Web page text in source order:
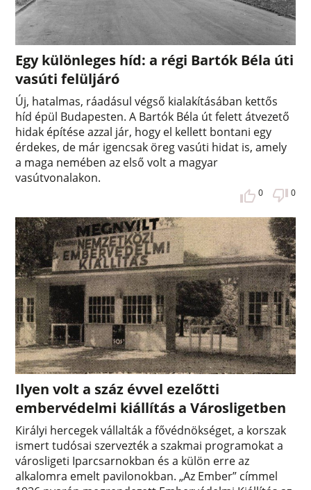
Egy különleges híd: a régi Bartók Béla úti
vasúti felüljáró
Új, hatalmas, ráadásul végső kialakításában kettős
híd épül Budapesten. A Bartók Béla út felett átvezető
hidak építése azzal jár, hogy el kellett bontani egy
érdekes, de már igencsak öreg vasúti hidat is, amely
a maga nemében az első volt a magyar
vasútvonalakon.
0 0
Ilyen volt a száz évvel ezelőtti
embervédelmi kiállítás a Városligetben
Királyi hercegek vállalták a fővédnökséget, a korszak
ismert tudósai szervezték a szakmai programokat a
városligeti Iparcsarnokban és a külön erre az
alkalomra emelt pavilonokban. „Az Ember” címmel